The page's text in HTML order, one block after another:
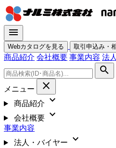
menu
Webカタログを見る 取引申込み・
商品紹介 会社概要 事業内容 法
search
メニュー close
商品紹介 expand_more
会社概要 expand_more
事業内容
法人・バイヤー
expand_more